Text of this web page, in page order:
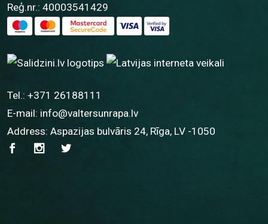
Reģ.nr.: 40003541429
Tel.: +371 26188111
E-mail: info@valtersunrapa.lv
Address: Aspazijas bulvāris 24, Rīga, LV -1050